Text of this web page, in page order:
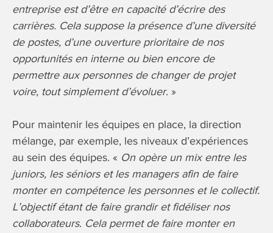
entreprise est d’être en capacité d’écrire des
carrières. Cela suppose la présence d’une diversité
de postes, d’une ouverture prioritaire de nos
opportunités en interne ou bien encore de
permettre aux personnes de changer de projet
voire, tout simplement d’évoluer. »
Pour maintenir les équipes en place, la direction
mélange, par exemple, les niveaux d’expériences
au sein des équipes. « On opère un mix entre les
juniors, les séniors et les managers afin de faire
monter en compétence les personnes et le collectif.
L’objectif étant de faire grandir et fidéliser nos
collaborateurs. Cela permet de faire monter en